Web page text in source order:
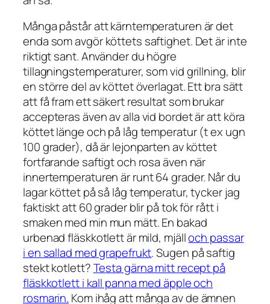
Många påstår att kärntemperaturen är det
enda som avgör köttets saftighet. Det är inte
riktigt sant. Använder du högre
tillagningstemperaturer, som vid grillning, blir
en större del av köttet överlagat. Ett bra sätt
att få fram ett säkert resultat som brukar
accepteras även av alla vid bordet är att köra
köttet länge och på låg temperatur (t ex ugn
100 grader), då är lejonparten av köttet
fortfarande saftigt och rosa även när
innertemperaturen är runt 64 grader. Når du
lagar köttet på så låg temperatur, tycker jag
faktiskt att 60 grader blir på tok för rått i
smaken med min mun mätt. En bakad
urbenad fläskkotlett är mild, mjälloch passar
i en sallad med grapefrukt. Sugen på saftig
stekt kotlett?Testa gärna mitt recept på
fläskkotlett i kall panna med äpple och
rosmarin. Kom ihåg att många av de ämnen